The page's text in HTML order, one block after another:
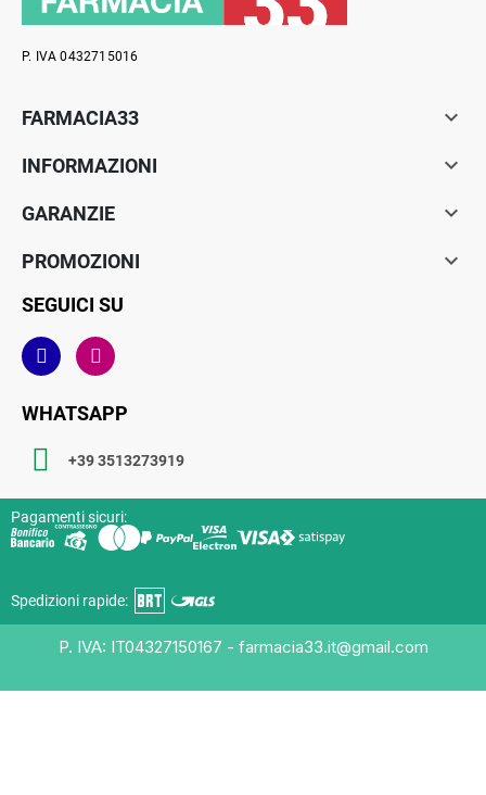
P. IVA 0432715016
FARMACIA33 
INFORMAZIONI 
GARANZIE 
PROMOZIONI 
SEGUICI SU
WHATSAPP
+39 3513273919
Pagamenti sicuri:
Spedizioni rapide:
P. IVA: IT04327150167 - farmacia33.it@gmail.com